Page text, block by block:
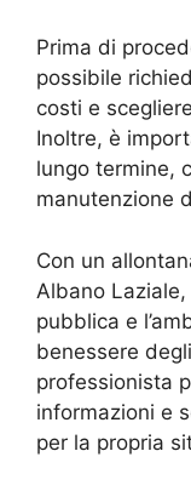
Prima di
possibile
costi e
Inoltre, è
lungo termine,
manutenzione
Con un
Albano
pubblica e
benessere
professionista
informazioni e
per la propria